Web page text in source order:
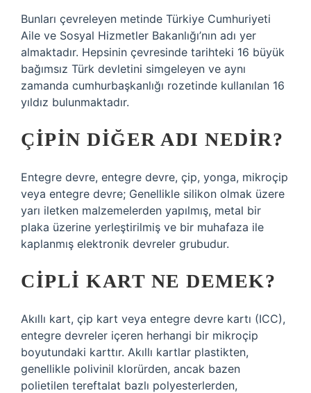
Bunları çevreleyen metinde Türkiye Cumhuriyeti
Aile ve Sosyal Hizmetler Bakanlığı’nın adı yer
almaktadır. Hepsinin çevresinde tarihteki 16 büyük
bağımsız Türk devletini simgeleyen ve aynı
zamanda cumhurbaşkanlığı rozetinde kullanılan 16
yıldız bulunmaktadır.
ÇIPIN DIĞER ADI NEDIR?
Entegre devre, entegre devre, çip, yonga, mikroçip
veya entegre devre; Genellikle silikon olmak üzere
yarı iletken malzemelerden yapılmış, metal bir
plaka üzerine yerleştirilmiş ve bir muhafaza ile
kaplanmış elektronik devreler grubudur.
CIPLI KART NE DEMEK?
Akıllı kart, çip kart veya entegre devre kartı (ICC),
entegre devreler içeren herhangi bir mikroçip
boyutundaki karttır. Akıllı kartlar plastikten,
genellikle polivinil klorürden, ancak bazen
polietilen tereftalat bazlı polyesterlerden,